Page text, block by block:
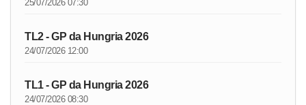
25/07/2026 07:30
TL2 - GP da Hungria 2026
24/07/2026 12:00
TL1 - GP da Hungria 2026
24/07/2026 08:30